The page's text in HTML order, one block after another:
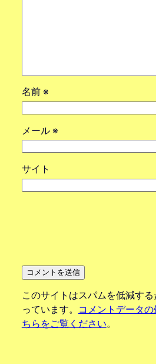
名前 ※
メール ※
サイト
このサイトはスパムを低減す
っています。
コメントデータ
ちらをご覧ください。